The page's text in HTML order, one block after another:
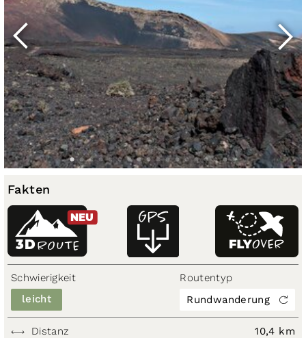
Fakten
ROUTE
3D
NEU
Schwierigkeit
leicht
Routentyp
Rundwanderung
Distanz 10,4 km